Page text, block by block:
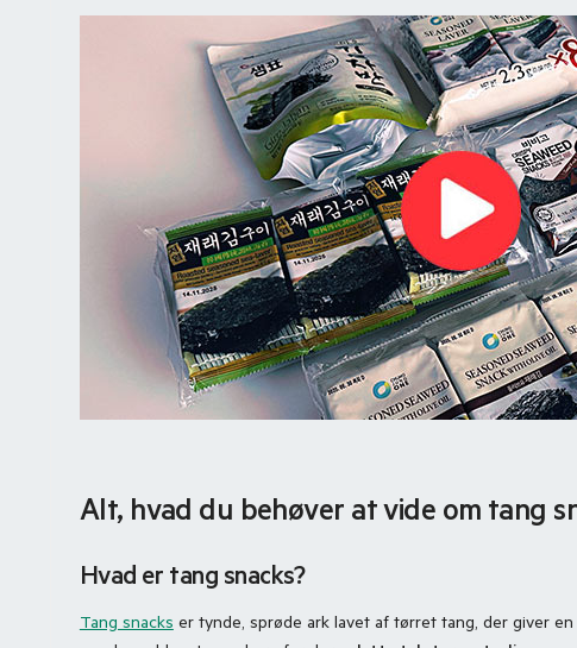
Alt, hvad du behøver at vide om tang
Hvad er tang snacks?
Tang snackser tynde, sprøde ark lavet af tørret tang, der giver